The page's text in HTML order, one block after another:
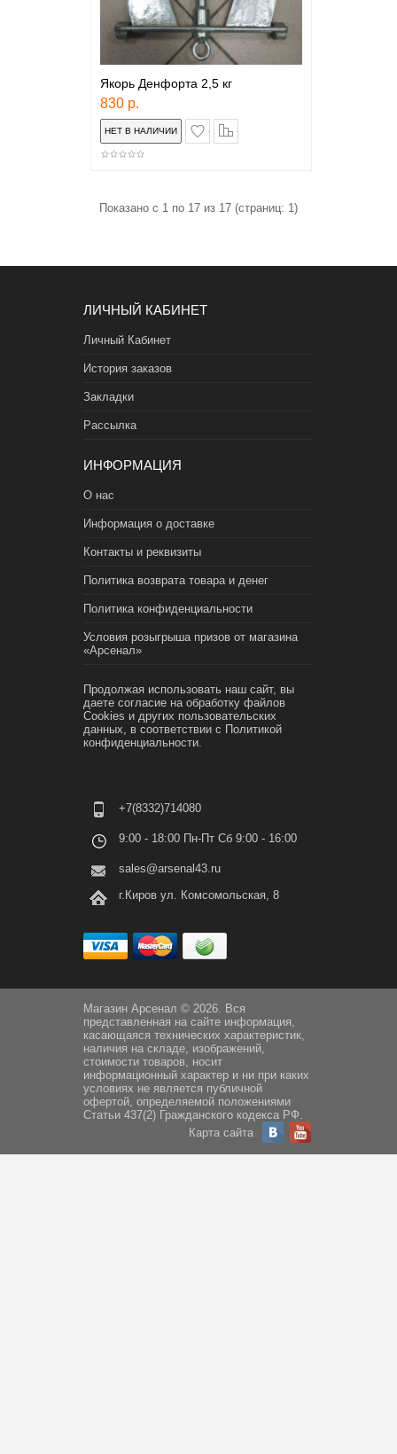
Якорь Денфорта 2,5 кг
830 р.
в закладки
Показано с 1 по 17 из 17 (страниц: 1)
ЛИЧНЫЙ КАБИНЕТ
Личный Кабинет
История заказов
Закладки
Рассылка
ИНФОРМАЦИЯ
О нас
Информация о доставке
Контакты и реквизиты
Политика возврата товара и денег
Политика конфиденциальности
Условия розыгрыша призов от магазина
«Арсенал»
Продолжая использовать наш сайт, вы
даете согласие на обработку файлов
Cookies и других пользовательских
данных, в соответствии с Политикой
конфиденциальности.
+7(8332)714080
9:00 - 18:00 Пн-Пт Сб 9:00 - 16:00
sales@arsenal43.ru
г.Киров ул. Комсомольская, 8
Магазин Арсенал © 2026. Вся
представленная на сайте информация,
касающаяся технических характеристик,
наличия на складе, изображений,
стоимости товаров, носит
информационный характер и ни при каких
условиях не является публичной
офертой, определяемой положениями
Статьи 437(2) Гражданского кодекса РФ.
Карта сайта